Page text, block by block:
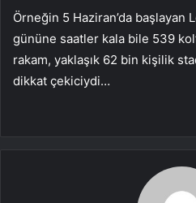
Örneğin 5 Haziran’da
gününe saatler kala bile 539
rakam, yaklaşık 62 bin kişilik
dikkat çekiciydi…